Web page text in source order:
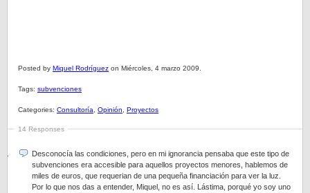
Posted by Miquel Rodríguez on Miércoles, 4 marzo 2009.
Tags: subvenciones
Categories: Consultoría Opinión Proyectos
14 Responses
Desconocía las condiciones, pero en mi ignorancia pensaba que este tipo de
subvenciones era accesible para aquellos proyectos menores, hablemos de
miles de euros, que requerian de una pequeña financiación para ver la luz.
Por lo que nos das a entender, Miquel, no es así. Lástima, porqué yo soy uno